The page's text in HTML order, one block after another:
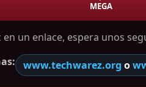
MEGA
en un enlace, espera unos
www.techwarez.org o